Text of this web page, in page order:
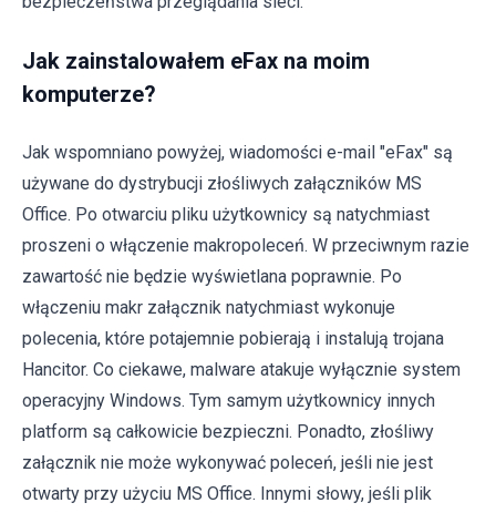
Jak zainstalowałem eFax na moim
komputerze?
Jak wspomniano powyżej, wiadomości e-mail "eFax" są
używane do dystrybucji złośliwych załączników MS
Office. Po otwarciu pliku użytkownicy są natychmiast
proszeni o włączenie makropoleceń. W przeciwnym razie
zawartość nie będzie wyświetlana poprawnie. Po
włączeniu makr załącznik natychmiast wykonuje
polecenia, które potajemnie pobierają i instalują trojana
Hancitor. Co ciekawe, malware atakuje wyłącznie system
operacyjny Windows. Tym samym użytkownicy innych
platform są całkowicie bezpieczni. Ponadto, złośliwy
załącznik nie może wykonywać poleceń, jeśli nie jest
otwarty przy użyciu MS Office. Innymi słowy, jeśli plik